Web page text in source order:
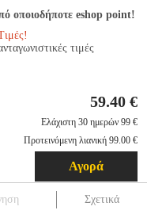
οποιοδήποτε eshop point!
τιμές
59.40 €
Ελάχιστη 30 ημερών 99 €
Προτεινόμενη λιανική 99.00 €
Αγορά
Σχετικά